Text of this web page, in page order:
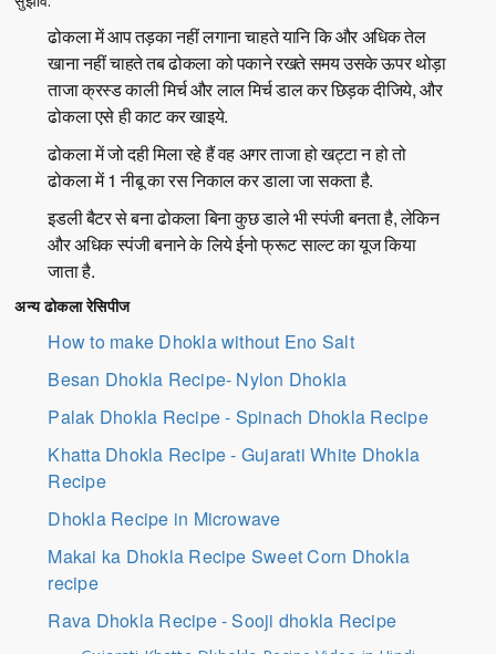
ढोकला में आप तड़का नहीं लगाना चाहते यानि कि और अधिक तेल
खाना नहीं चाहते तब ढोकला को पकाने रखते समय उसके ऊपर थोड़ा
ताजा क्रस्ड काली मिर्च और लाल मिर्च डाल कर छिड़क दीजिये, और
ढोकला एसे ही काट कर खाइये.
ढोकला में जो दही मिला रहे हैं वह अगर ताजा हो खट्टा न हो तो
ढोकला में 1 नीबू का रस निकाल कर डाला जा सकता है.
इडली बैटर से बना ढोकला बिना कुछ डाले भी स्पंजी बनता है, लेकिन
और अधिक स्पंजी बनाने के लिये ईनो फ्रूट साल्ट का यूज किया
जाता है.
अन्य ढोकला रेसिपीज
How to make Dhokla without Eno Salt
Besan Dhokla Recipe- Nylon Dhokla
Palak Dhokla Recipe - Spinach Dhokla Recipe
Khatta Dhokla Recipe - Gujarati White Dhokla
Recipe
Dhokla Recipe in Microwave
Makai ka Dhokla Recipe Sweet Corn Dhokla
recipe
Rava Dhokla Recipe - Sooji dhokla Recipe